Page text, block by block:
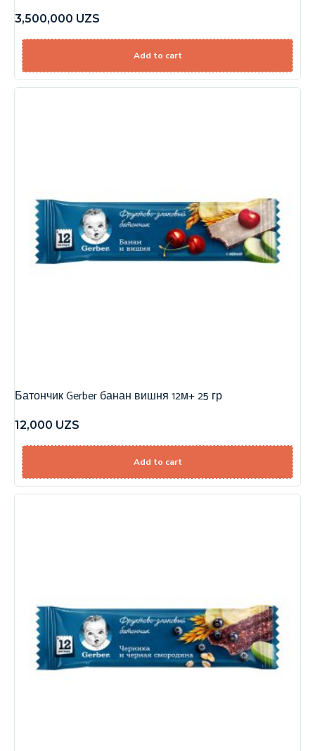
3,500,000 UZS
Add to cart
Батончик Gerber банан вишня 12м+ 25 гр
12,000 UZS
Add to cart